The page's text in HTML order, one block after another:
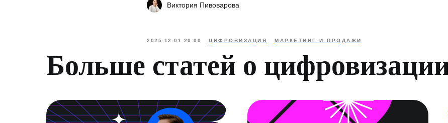
Виктория Пивоварова
2025-12-01 20:00 ЦИФРОВИЗАЦИЯ МАРКЕТИНГ И ПРОДАЖИ
Больше статей о